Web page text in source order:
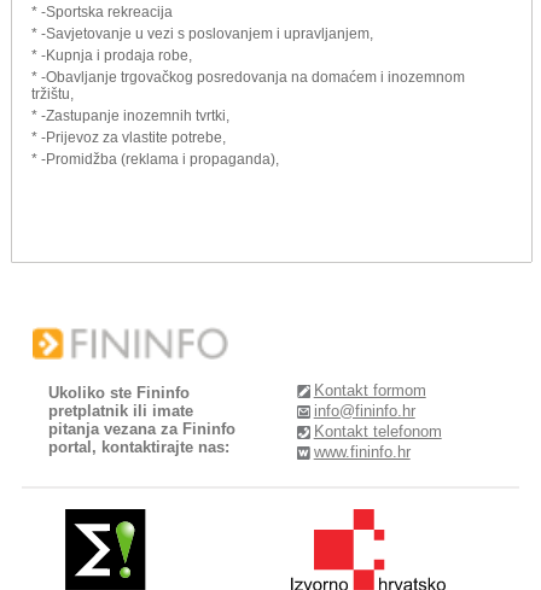
* -Sportska rekreacija
* -Savjetovanje u vezi s poslovanjem i upravljanjem,
* -Kupnja i prodaja robe,
* -Obavljanje trgovačkog posredovanja na domaćem i inozemnom
tržištu,
* -Zastupanje inozemnih tvrtki,
* -Prijevoz za vlastite potrebe,
* -Promidžba (reklama i propaganda),
Ukoliko ste Fininfo
pretplatnik ili imate
pitanja vezana za Fininfo
portal, kontaktirajte nas:
Kontakt formom
info@fininfo.hr
Kontakt telefonom
www.fininfo.hr